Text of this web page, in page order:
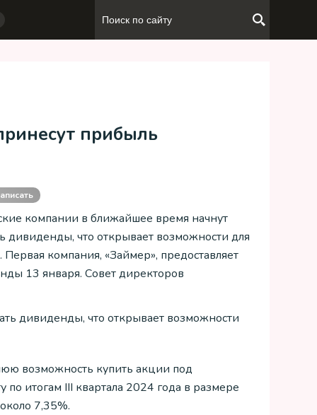
прибыль
компании в ближайшее время начнут
дивиденды, что открывает возможности для
Первая компания, «Займер», предоставляет
13 января. Совет директоров
дивиденды, что открывает возможности
возможность купить акции под
итогам III квартала 2024 года в размере
7,35%.